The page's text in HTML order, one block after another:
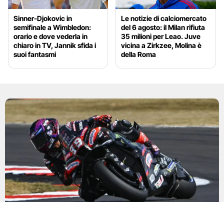
Sinner-Djokovic in
semifinale a Wimbledon:
orario e dove vederla in
chiaro in TV, Jannik sfida i
suoi fantasmi
Le notizie di calciomercato
del 6 agosto: il Milan rifiuta
35 milioni per Leao. Juve
vicina a Zirkzee, Molina è
della Roma